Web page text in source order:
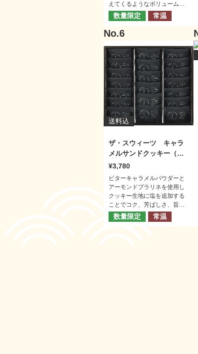
えてくるようなボリュームた
っぷりなギフトです。
数量限定 常温
送料込
ザ・スウィーツ キャラ
メルサンドクッキー（２
０個）
3,780
ビターキャラメルパウダーと
アーモンドプラリネを使用し
クッキー生地に塩を追加する
ことでコク、芳ばしさ、旨み
がＵＰ。クッキー生地に、口
どけのよいチョコレート、少
数量限定 常温